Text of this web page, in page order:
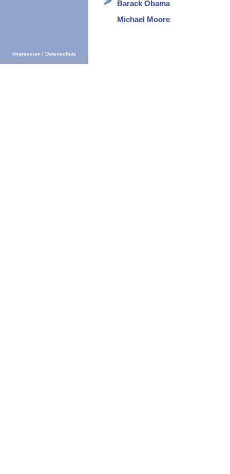
Barack Obama
Michael Moore
Impressum / Datenschutz